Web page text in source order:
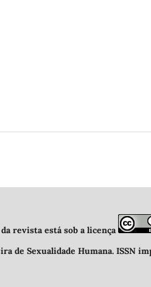
revista está sob a licença
de Sexualidade Humana. ISSN